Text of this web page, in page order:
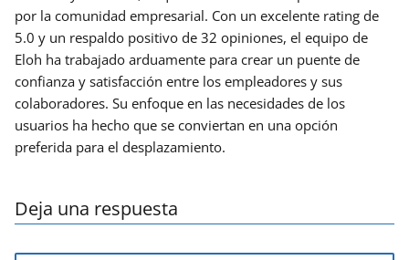
por la comunidad empresarial. Con un excelente rating de
5.0 y un respaldo positivo de 32 opiniones, el equipo de
Eloh ha trabajado arduamente para crear un puente de
confianza y satisfacción entre los empleadores y sus
colaboradores. Su enfoque en las necesidades de los
usuarios ha hecho que se conviertan en una opción
preferida para el desplazamiento.
Deja una respuesta